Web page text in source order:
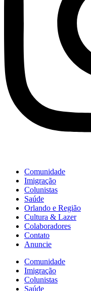
Comunidade
Imigração
Colunistas
Saúde
Orlando e Região
Cultura & Lazer
Colaboradores
Contato
Anuncie
Comunidade
Imigração
Colunistas
Saúde